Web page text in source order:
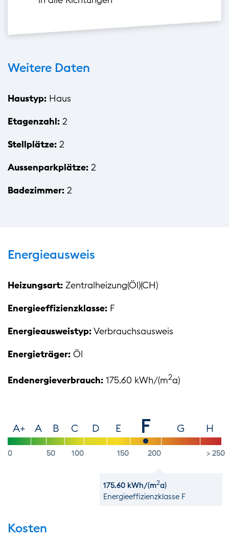
Weitere Daten
Haustyp: Haus
Etagenzahl: 2
Stellplätze: 2
Aussenparkplätze: 2
Badezimmer: 2
Energieausweis
Heizungsart: Zentralheizung(Öl)(CH)
Energieeffizienzklasse: F
Energieausweistyp:Verbrauchsausweis
Energieträger: Öl
Endenergieverbrauch: 175.60 kWh/(m2a)
A+
0
A B
50
C
100
D E
150
F
200
175.60 kWh/(m2a)
Energie­effizienz­klasse F
G H
> 250
Kosten